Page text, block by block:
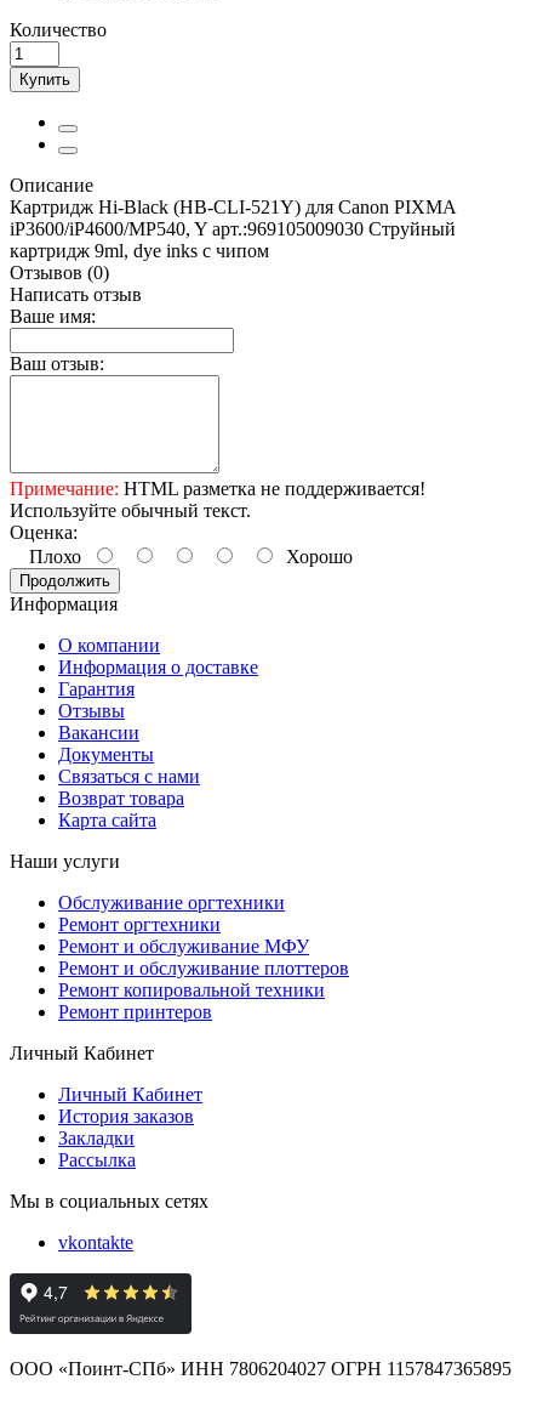
Количество
Купить
Описание
Картридж Hi-Black (HB-CLI-521Y) для Canon PIXMA
iP3600/iP4600/MP540, Y арт.:969105009030 Струйный
картридж 9ml, dye inks с чипом
Отзывов (0)
Написать отзыв
Ваше имя:
Ваш отзыв:
Примечание: HTML разметка не поддерживается!
Используйте обычный текст.
Оценка:
Плохо
Хорошо
Продолжить
Информация
О компании
Информация о доставке
Гарантия
Отзывы
Вакансии
Документы
Связаться с нами
Возврат товара
Карта сайта
Наши услуги
Обслуживание оргтехники
Ремонт оргтехники
Ремонт и обслуживание МФУ
Ремонт и обслуживание плоттеров
Ремонт копировальной техники
Ремонт принтеров
Личный Кабинет
Личный Кабинет
История заказов
Закладки
Рассылка
Мы в социальных сетях
vkontakte
ООО «Поинт-СПб» ИНН 7806204027 ОГРН 1157847365895